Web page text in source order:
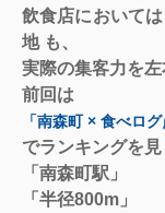
飲食店において
地も、
実際の集客力を左
前回は
「南森町 × 食べログ
でランキングを見
「南森町駅」
「半径800m」